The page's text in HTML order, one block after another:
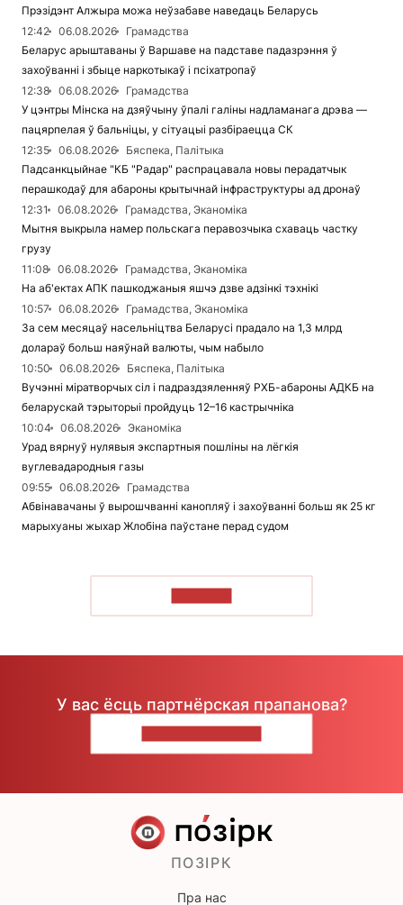
Прэзідэнт Алжыра можа неўзабаве наведаць Беларусь
12:42
06.08.2026
Грамадства
Беларус арыштаваны ў Варшаве на падставе падазрэння ў
захоўванні і збыце наркотыкаў і псіхатропаў
12:38
06.08.2026
Грамадства
У цэнтры Мінска на дзяўчыну ўпалі галіны надламанага дрэва —
пацярпелая ў бальніцы, у сітуацыі разбіраецца СК
12:35
06.08.2026
Бяспека, Палітыка
Падсанкцыйнае "КБ "Радар" распрацавала новы перадатчык
перашкодаў для абароны крытычнай інфраструктуры ад дронаў
12:31
06.08.2026
Грамадства, Эканоміка
Мытня выкрыла намер польскага перавозчыка схаваць частку
грузу
11:08
06.08.2026
Грамадства, Эканоміка
На аб'ектах АПК пашкоджаныя яшчэ дзве адзінкі тэхнікі
10:57
06.08.2026
Грамадства, Эканоміка
За сем месяцаў насельніцтва Беларусі прадало на 1,3 млрд
долараў больш наяўнай валюты, чым набыло
10:50
06.08.2026
Бяспека, Палітыка
Вучэнні міратворчых сіл і падраздзяленняў РХБ-абароны АДКБ на
беларускай тэрыторыі пройдуць 12–16 кастрычніка
10:04
06.08.2026
Эканоміка
Урад вярнуў нулявыя экспартныя пошліны на лёгкія
вуглевадародныя газы
09:55
06.08.2026
Грамадства
Абвінавачаны ў вырошчванні канопляў і захоўванні больш як 25 кг
марыхуаны жыхар Жлобіна паўстане перад судом
У вас ёсць партнёрская прапанова?
ПОЗІРК
Пра нас